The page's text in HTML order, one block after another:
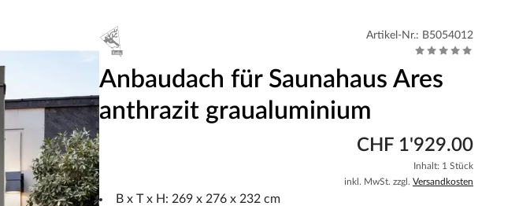
Artikel-Nr.: B5054012
Anbaudach für Saunahaus Ares
anthrazit graualuminium
CHF 1'929.00
Inhalt: 1 Stück
inkl. MwSt. zzgl. Versandkosten
B x T x H: 269 x 276 x 232 cm